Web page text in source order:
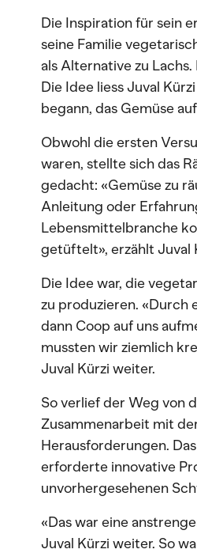
Die Inspiration für sein
seine Familie
als Alternative zu
Die Idee liess Juval
begann, das Gemüse
Obwohl die ersten
waren, stellte sich das
gedacht: «Gemüse zu
Anleitung oder
Lebensmittelbranche
getüftelt», erzählt Juval
Die Idee war, die
zu produzieren. «Durch
dann Coop auf uns
mussten wir ziemlich
Juval Kürzi weiter.
So verlief der Weg von
Zusammenarbeit mit
Herausforderungen.
erforderte innovative
unvorhergesehenen
«Das war eine
Juval Kürzi weiter. So